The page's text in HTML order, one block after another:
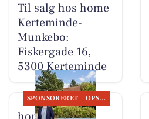
Til salg hos home
Kerteminde-
Munkebo:
Fiskergade 16,
5300 Kerteminde
SPONSORERET OPSLAGSTAVLEN